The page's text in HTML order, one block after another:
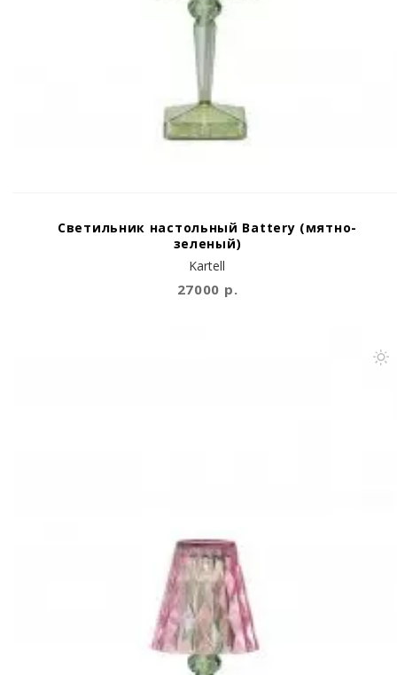
Kartell
Светильник настольный Battery (мятно-
зеленый)
27000 р.